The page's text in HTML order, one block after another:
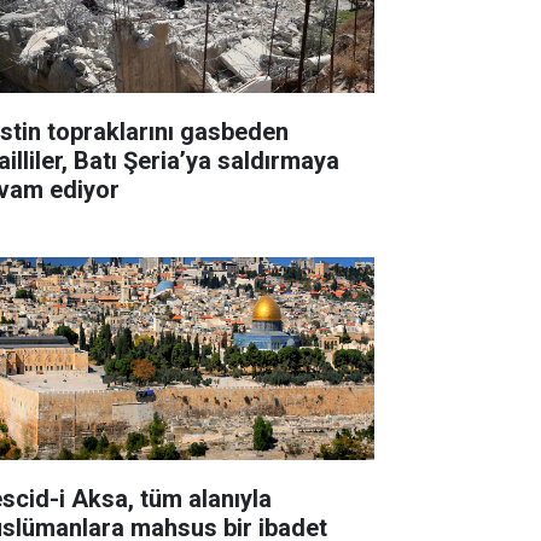
topraklarını gasbeden
Batı Şeria’ya saldırmaya
ediyor
i Aksa, tüm alanıyla
mahsus bir ibadet